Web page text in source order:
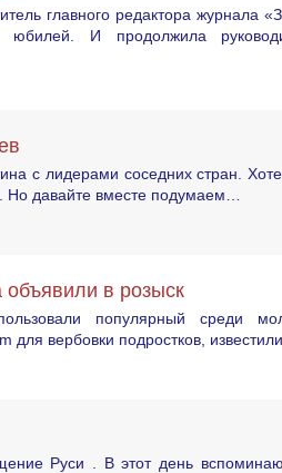
главного редактора журнала
юбилей. И продолжила
с лидерами соседних стран.
Но давайте вместе подумаем…
в розыск
популярный среди
для вербовки подростков,
Руси . В этот день